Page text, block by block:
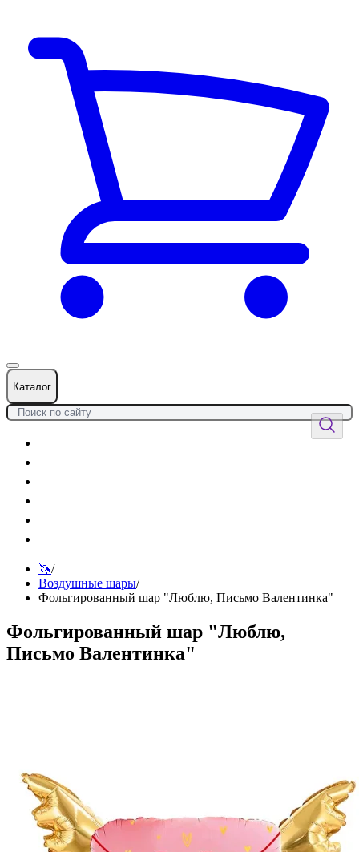
Каталог
🦄/
Воздушные шары/
Фольгированный шар "Люблю, Письмо Валентинка"
Фольгированный шар "Люблю,
Письмо Валентинка"